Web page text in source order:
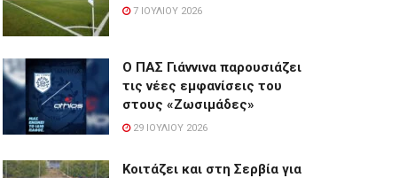
7 ΙΟΥΛΊΟΥ 2026
Ο ΠΑΣ Γιάννινα παρουσιάζει
τις νέες εμφανίσεις του
στους «Ζωσιμάδες»
29 ΙΟΥΛΊΟΥ 2026
Κοιτάζει και στη Σερβία για